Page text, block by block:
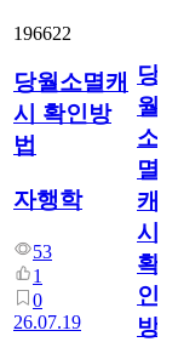
196622
당월소멸캐
시 확인방
법
자행학
53
1
0
26.07.19
당
월
소
멸
캐
시
확
인
방